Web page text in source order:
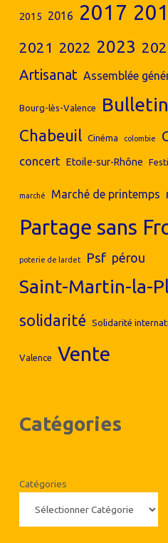
2015 2016 2017
2021 2022 2023
Artisanat Assemblée
Bourg-lès-Valence Bulletin
Chabeuil Cinéma colombie
concert Etoile-sur-Rhône
marché Marché de printemps
Partage sans
poterie de lardet Psf pérou
Saint-Martin-la-
solidarité Solidarité
Valence Vente
Catégories
Catégories